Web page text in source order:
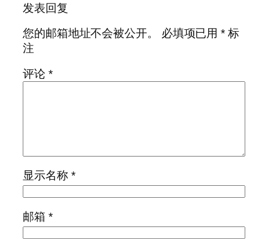
发表回复
您的邮箱地址不会被公开。
必填项已用* 标
注
评论 *
显示名称 *
邮箱 *